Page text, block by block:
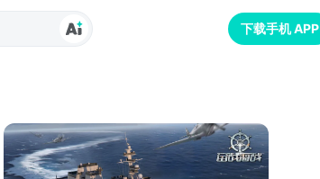
下载手机 APP